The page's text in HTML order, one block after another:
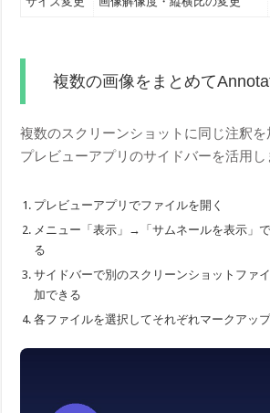
複数の画像をまとめて
複数のスクリーンショットに同じ注釈を
プレビューアプリのサイドバーを活用し
プレビューアプリでファイルを開く
メニュー「表示」→「サムネールを表示」
る
サイドバーで別のスクリーンショットファ
加できる
各ファイルを選択してそれぞれマークアッ